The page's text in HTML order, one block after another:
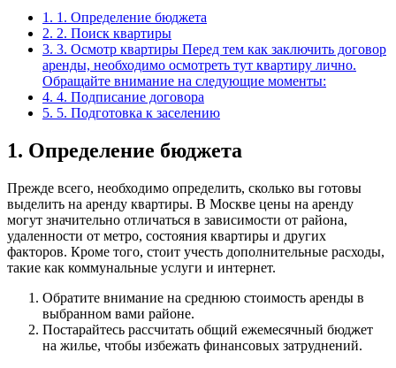
1. 1. Определение бюджета
2. 2. Поиск квартиры
3. 3. Осмотр квартиры Перед тем как заключить договор
аренды, необходимо осмотреть тут квартиру лично.
Обращайте внимание на следующие моменты:
4. 4. Подписание договора
5. 5. Подготовка к заселению
1. Определение бюджета
Прежде всего, необходимо определить, сколько вы готовы
выделить на аренду квартиры. В Москве цены на аренду
могут значительно отличаться в зависимости от района,
удаленности от метро, состояния квартиры и других
факторов. Кроме того, стоит учесть дополнительные расходы,
такие как коммунальные услуги и интернет.
Обратите внимание на среднюю стоимость аренды в
выбранном вами районе.
Постарайтесь рассчитать общий ежемесячный бюджет
на жилье, чтобы избежать финансовых затруднений.